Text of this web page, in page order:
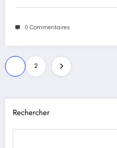
0 Commentaires
Pagination
des
publications
2
Rechercher